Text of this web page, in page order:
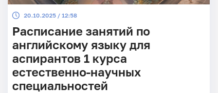
20.10.2025 / 12:58
Расписание занятий по
английскому языку для
аспирантов 1 курса
естественно-научных
специальностей